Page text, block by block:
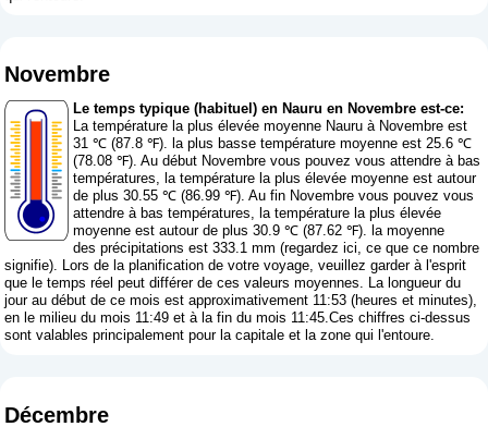
Novembre
Le temps typique (habituel) en Nauru en Novembre est-ce:
La température la plus élevée moyenne Nauru à Novembre est
31 ℃ (87.8 ℉). la plus basse température moyenne est 25.6 ℃
(78.08 ℉). Au début Novembre vous pouvez vous attendre à bas
températures, la température la plus élevée moyenne est autour
de plus 30.55 ℃ (86.99 ℉). Au fin Novembre vous pouvez vous
attendre à bas températures, la température la plus élevée
moyenne est autour de plus 30.9 ℃ (87.62 ℉). la moyenne
des précipitations est 333.1 mm (regardez ici, ce que ce nombre
signifie). Lors de la planification de votre voyage, veuillez garder à l'esprit
que le temps réel peut différer de ces valeurs moyennes. La longueur du
jour au début de ce mois est approximativement 11:53 (heures et minutes),
en le milieu du mois 11:49 et à la fin du mois 11:45.Ces chiffres ci-dessus
sont valables principalement pour la capitale et la zone qui l'entoure.
Décembre